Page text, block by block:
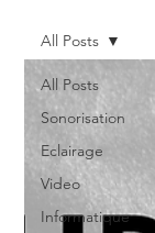
All Posts
Sonorisation
Eclairage
Video
Informatique
All Posts